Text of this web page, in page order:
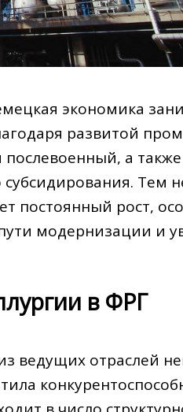
экономика
развитой
а
Тем
постоянный рост,
модернизации и
в ФРГ
ведущих отраслей